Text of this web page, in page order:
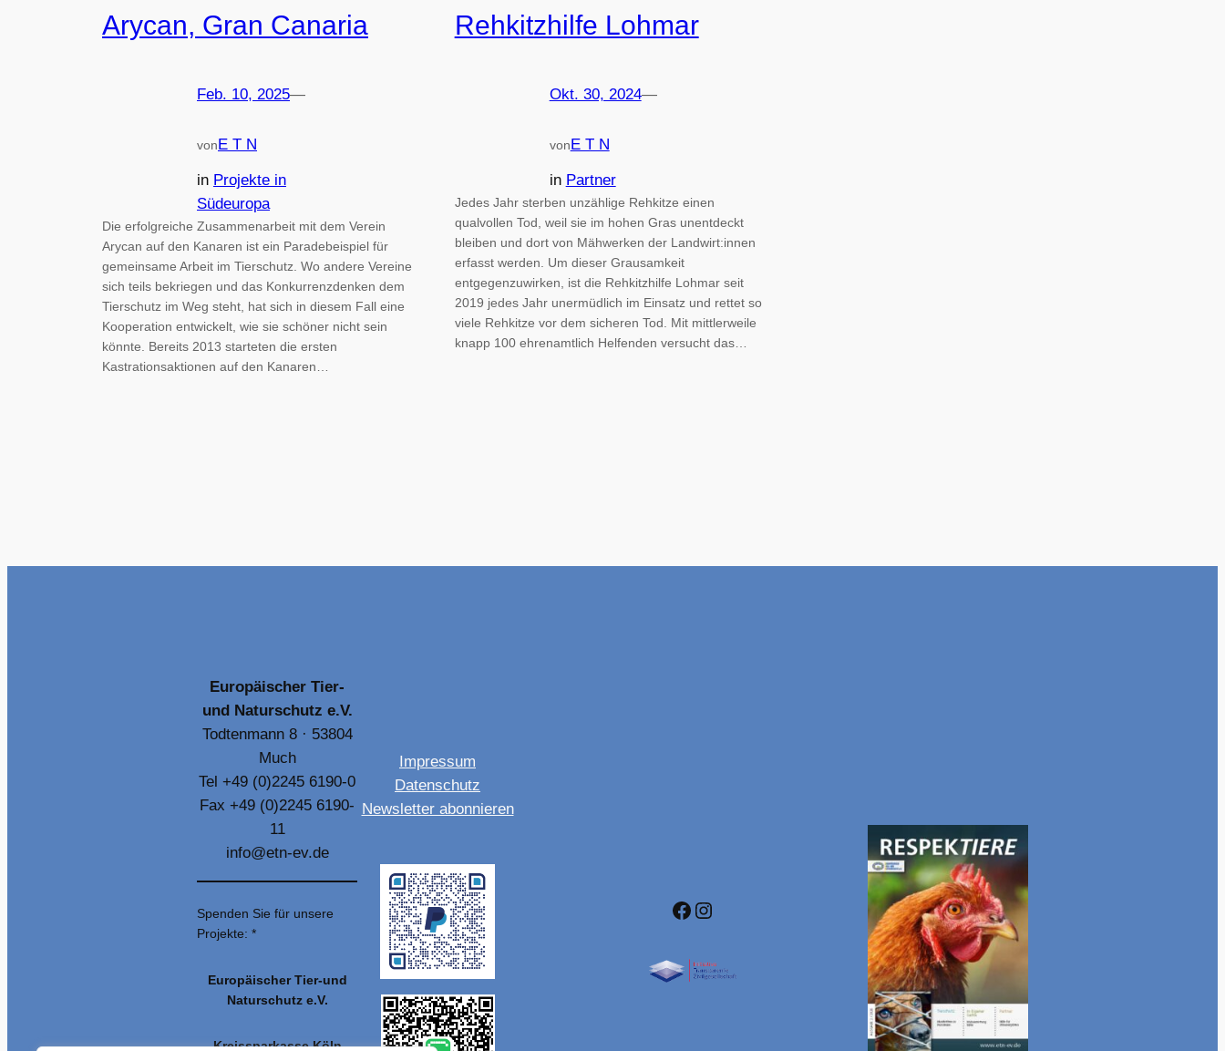
Arycan, Gran Canaria
Feb. 10, 2025—
von E T N
in Projekte in
Südeuropa
Die erfolgreiche Zusammenarbeit mit dem Verein
Arycan auf den Kanaren ist ein Paradebeispiel für
gemeinsame Arbeit im Tierschutz. Wo andere Vereine
sich teils bekriegen und das Konkurrenzdenken dem
Tierschutz im Weg steht, hat sich in diesem Fall eine
Kooperation entwickelt, wie sie schöner nicht sein
könnte. Bereits 2013 starteten die ersten
Kastrationsaktionen auf den Kanaren…
Rehkitzhilfe Lohmar
Okt. 30, 2024—
von E T N
in Partner
Jedes Jahr sterben unzählige Rehkitze einen
qualvollen Tod, weil sie im hohen Gras unentdeckt
bleiben und dort von Mähwerken der Landwirt:innen
erfasst werden. Um dieser Grausamkeit
entgegenzuwirken, ist die Rehkitzhilfe Lohmar seit
2019 jedes Jahr unermüdlich im Einsatz und rettet so
viele Rehkitze vor dem sicheren Tod. Mit mittlerweile
knapp 100 ehrenamtlich Helfenden versucht das…
Europäischer Tier-
und Naturschutz e.V.
Todtenmann 8 · 53804
Much
Tel +49 (0)2245 6190-0
Fax +49 (0)2245 6190-
11
info@etn-ev.de
Spenden Sie für unsere
Projekte: *
Europäischer Tier-und
Naturschutz e.V.
Kreissparkasse Köln
Impressum
Datenschutz
Newsletter abonnieren
Facebook Instagram